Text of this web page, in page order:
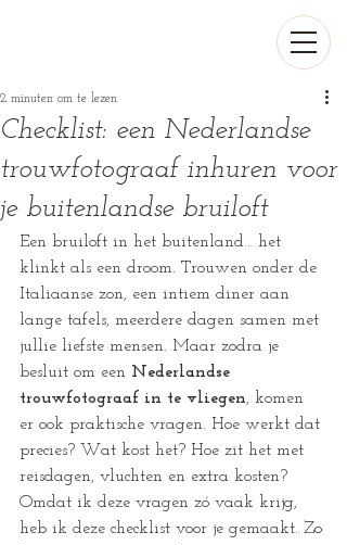
Checklist: een Nederlandse
trouwfotograaf inhuren voor
je buitenlandse bruiloft
2 minuten om te lezen
Een bruiloft in het buitenland… het
klinkt als een droom. Trouwen onder de
Italiaanse zon, een intiem diner aan
lange tafels, meerdere dagen samen met
jullie liefste mensen. Maar zodra je
besluit om een Nederlandse
trouwfotograaf in te vliegen, komen
er ook praktische vragen. Hoe werkt dat
precies? Wat kost het? Hoe zit het met
reisdagen, vluchten en extra kosten?
Omdat ik deze vragen zó vaak krijg,
heb ik deze checklist voor je gemaakt. Zo